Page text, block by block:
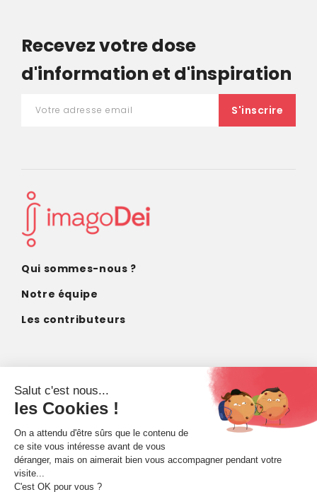
Recevez votre dose
d'information et d'inspiration
Qui sommes-nous ?
Notre équipe
Les contributeurs
contact@imagodei.fr
FAIRE UN DON